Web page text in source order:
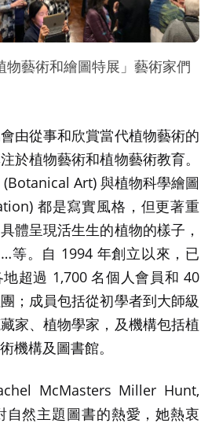
物藝術和繪圖特展」藝術家們
由從事和欣賞當代植物藝術的
於植物藝術和植物藝術教育。
Art) 與植物科學繪圖
都是寫實風格，但更著重
體呈現活生生的植物的樣子，
等。自 1994 年創立以來，已
超過 1,700 名個人會員和 40
；成員包括從初學者到大師級
家、植物學家，及機構包括植
機構及圖書館。
McMasters Miller Hunt,
自然主題圖書的熱愛，她熱衷